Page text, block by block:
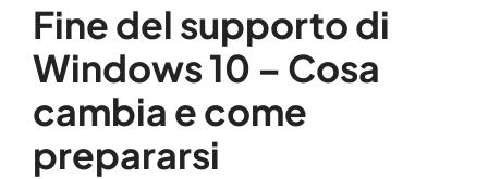
Fine del supporto di
Windows 10 – Cosa
cambia e come
prepararsi